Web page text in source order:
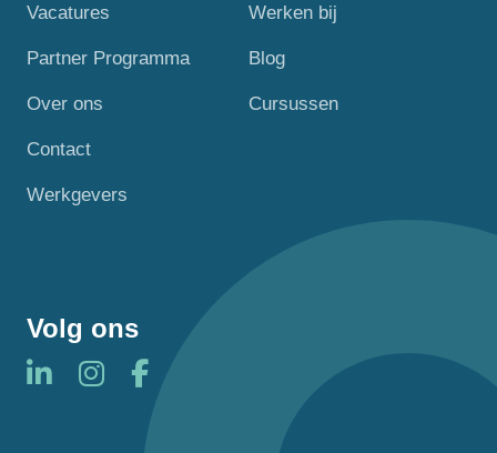
Vacatures
Partner Programma
Over ons
Contact
Werkgevers
Werken bij
Blog
Cursussen
Volg ons